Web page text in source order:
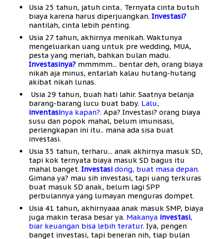
Usia 25 tahun, jatuh cinta.. Ternyata cinta butuh
biaya karena harus diperjuangkan. Investasi?
nantilah, cinta lebih penting.
Usia 27 tahun, akhirnya menikah. Waktunya
mengeluarkan uang untuk pre wedding, MUA,
pesta yang meriah, bahkan bulan madu.
Investasinya?mmmmm... bentar deh, orang biaya
nikah aja minus, entarlah kalau hutang-hutang
akibat nikah lunas.
Usia 29 tahun, buah hati lahir. Saatnya belanja
barang-barang lucu buat baby. Lalu,
inventasinya kapan?. Apa? Investasi? orang biaya
susu dan popok mahal, belum imunisasi,
perlengkapan ini itu.. mana ada sisa buat
investasi.
Usia 35 tahun, terharu... anak akhirnya masuk SD,
tapi kok ternyata biaya masuk SD bagus itu
mahal banget. Investasidong, buat masa depan.
Gimana ya? mau sih investasi, tapi uang terkuras
buat masuk SD anak, belum lagi SPP
perbulannya yang lumayan menguras dompet.
Usia 41 tahun, akhirnyaaa anak masuk SMP, biaya
juga makin terasa besar ya. Makanya investasi,
biar keuangan bisa lebih teratur. Iya, pengen
banget investasi, tapi beneran nih, tiap bulan